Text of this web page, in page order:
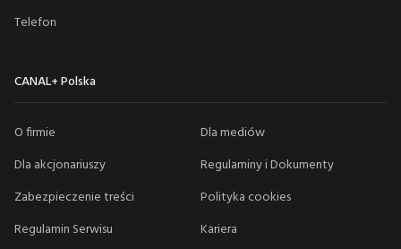
Telefon
CANAL+ Polska
O firmie
Dla mediów
Dla akcjonariuszy
Regulaminy i Dokumenty
Zabezpieczenie treści
Polityka cookies
Regulamin Serwisu
Kariera